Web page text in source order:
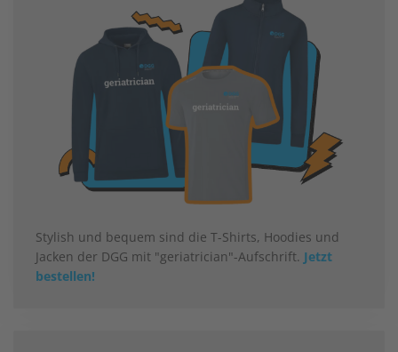
Stylish und bequem sind die T-Shirts, Hoodies und
Jacken der DGG mit "geriatrician"-Aufschrift. Jetzt
bestellen!